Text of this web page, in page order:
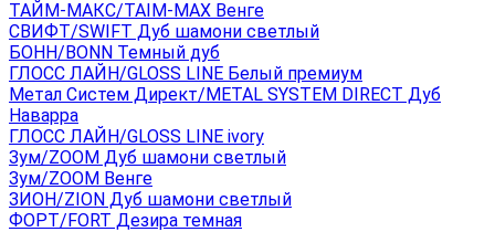
ТАЙМ-МАКС/TAIM-MAX Венге
СВИФТ/SWIFT Дуб шамони светлый
БОНН/BONN Темный дуб
ГЛОСС ЛАЙН/GLOSS LINE Белый премиум
Метал Систем Директ/METAL SYSTEM DIRECT Дуб
Наварра
ГЛОСС ЛАЙН/GLOSS LINE ivory
Зум/ZOOM Дуб шамони светлый
Зум/ZOOM Венге
ЗИОН/ZION Дуб шамони светлый
ФОРТ/FORT Дезира темная